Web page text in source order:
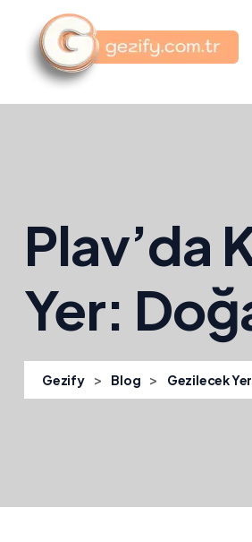
Plav’da
Yer:
Gezify > Blog > Gezilecek